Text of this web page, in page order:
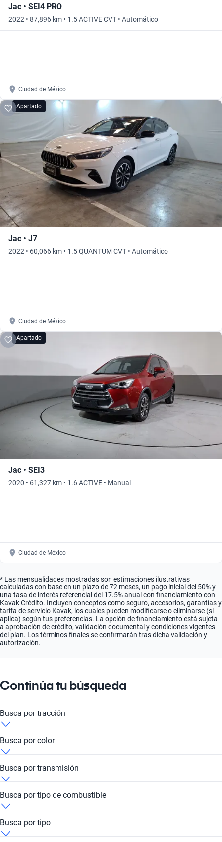
Jac • SEI4 PRO
2022 • 87,896 km • 1.5 ACTIVE CVT • Automático
Ciudad de México
Apartado
Jac • J7
2022 • 60,066 km • 1.5 QUANTUM CVT • Automático
Ciudad de México
Apartado
Jac • SEI3
2020 • 61,327 km • 1.6 ACTIVE • Manual
Ciudad de México
* Las mensualidades mostradas son estimaciones ilustrativas
calculadas con base en un plazo de 72 meses, un pago inicial del 50% y
una tasa de interés referencial del 17.5% anual con financiamiento con
Kavak Crédito. Incluyen conceptos como seguro, accesorios, garantías y
tarifa de servicio Kavak, los cuales pueden modificarse o eliminarse (si
aplica) según tus preferencias. La opción de financiamiento está sujeta
a aprobación de crédito, validación documental y condiciones vigentes
del plan. Los términos finales se confirmarán tras dicha validación y
autorización.
Continúa tu búsqueda
Busca por tracción
Jac Ciudad de México 4x2
Jac Ciudad de México 4x4
Busca por color
Jac Ciudad de México Amarillo
Jac Ciudad de México Azul
Busca por transmisión
Jac Ciudad de México Automático
Jac Ciudad de México Manual
Busca por tipo de combustible
Jac Ciudad de México Diesel
Busca por tipo